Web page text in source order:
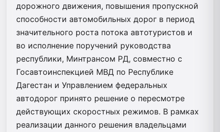
дорожного движения, повышения пропускной
способности автомобильных дорог в период
значительного роста потока автотуристов и
во исполнение поручений руководства
республики, Минтрансом РД, совместно с
Госавтоинспекцией МВД по Республике
Дагестан и Управлением федеральных
автодорог принято решение о пересмотре
действующих скоростных режимов. В рамках
реализации данного решения владельцами